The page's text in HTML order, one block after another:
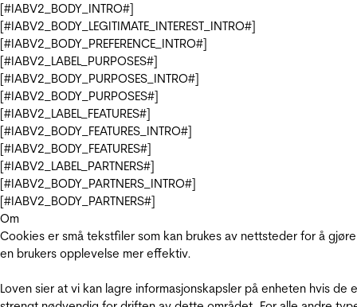
[#IABV2_BODY_INTRO#]
[#IABV2_BODY_LEGITIMATE_INTEREST_INTRO#]
[#IABV2_BODY_PREFERENCE_INTRO#]
[#IABV2_LABEL_PURPOSES#]
[#IABV2_BODY_PURPOSES_INTRO#]
[#IABV2_BODY_PURPOSES#]
[#IABV2_LABEL_FEATURES#]
[#IABV2_BODY_FEATURES_INTRO#]
[#IABV2_BODY_FEATURES#]
[#IABV2_LABEL_PARTNERS#]
[#IABV2_BODY_PARTNERS_INTRO#]
[#IABV2_BODY_PARTNERS#]
Om
Cookies er små tekstfiler som kan brukes av nettsteder for å gjøre
en brukers opplevelse mer effektiv.
Loven sier at vi kan lagre informasjonskapsler på enheten hvis de